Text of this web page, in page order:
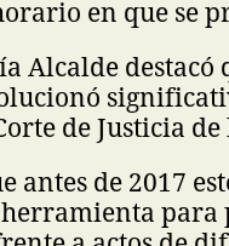
en que se
Alcalde
de Justicia
antes de 2017
para